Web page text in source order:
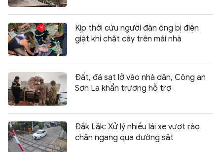
Kịp thời cứu người đàn ông bị điện
giật khi chặt cây trên mái nhà
Đất, đá sạt lở vào nhà dân, Công an
Sơn La khẩn trương hỗ trợ
Đắk Lắk: Xử lý nhiều lái xe vượt rào
chắn ngang qua đường sắt